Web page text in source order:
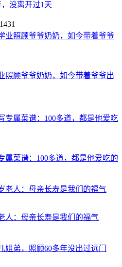
没离开过1天
1431
照顾爷爷奶奶，如今带着爷爷出
属菜谱：100多道，都是他爱吃的
人：母亲长寿是我们的福气